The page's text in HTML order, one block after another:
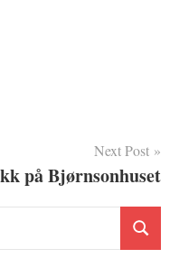
Next Post
på Bjørnsonhuset